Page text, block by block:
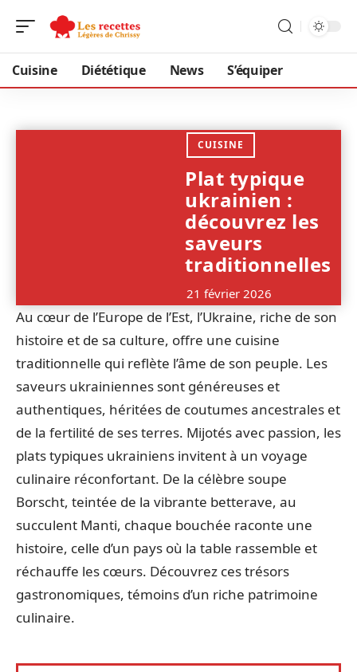
Cuisine Diététique News S’équiper
CUISINE
Plat typique
ukrainien :
découvrez les
saveurs
traditionnelles
21 février 2026
Au cœur de l’Europe de l’Est, l’Ukraine, riche de son
histoire et de sa culture, offre une cuisine
traditionnelle qui reflète l’âme de son peuple. Les
saveurs ukrainiennes sont généreuses et
authentiques, héritées de coutumes ancestrales et
de la fertilité de ses terres. Mijotés avec passion, les
plats typiques ukrainiens invitent à un voyage
culinaire réconfortant. De la célèbre soupe
Borscht, teintée de la vibrante betterave, au
succulent Manti, chaque bouchée raconte une
histoire, celle d’un pays où la table rassemble et
réchauffe les cœurs. Découvrez ces trésors
gastronomiques, témoins d’un riche patrimoine
culinaire.